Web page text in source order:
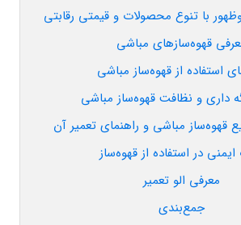
با تنوع محصولات و قیمتی رقابتی
قهوه‌سازهای مباشی
استفاده از قهوه‌ساز مباشی
داری و نظافت قهوه‌ساز مباشی
قهوه‌ساز مباشی و راهنمای تعمیر آن
در استفاده از قهوه‌ساز
معرفی الو تعمیر
جمع‌بندی